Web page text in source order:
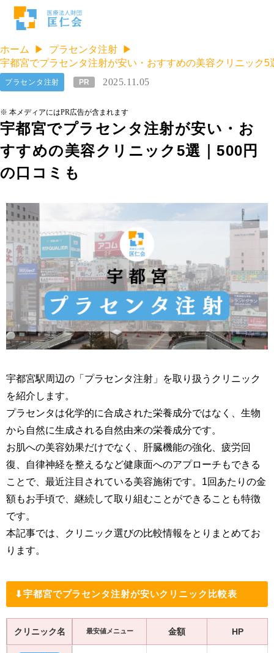
ホーム
プラセンタ注射
宇都宮でプラセンタ注射が安い・おすすめの美容クリニック5
宇都宮でプラセンタ注射が安い・お
すすめの美容クリニック5選｜500円
の口コミも
2025.11.05
プラセンタ注射 PR
※ 本メディアにはPR広告が含まれます
宇都宮駅周辺の「プラセンタ注射」を取り扱うクリニック
を紹介します。
プラセンタは化学的に合成された栄養成分ではなく、生物
から自然に生成される自然由来の栄養成分です。
お肌への美容効果だけでなく、肝臓機能の強化、疲労回
復、自律神経を整えるなど健康面へのアプローチもできる
ことで、最近注目されている美容施術です。1回あたりの金
額もお手頃で、継続して取り組むことができることも特徴
です。
本記事では、クリニック選びの比較情報をとりまとめてお
ります。
⬇︎宇都宮でプラセンタ注射が安いクリニック比較表
クリニック名 最安値メニュー 金額 HP